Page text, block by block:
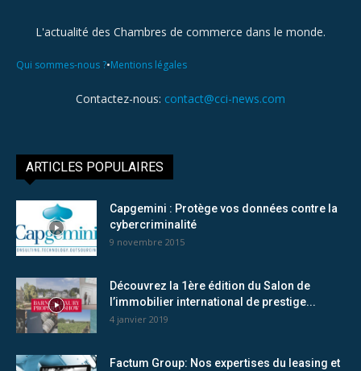
L'actualité des Chambres de commerce dans le monde.
Qui sommes-nous ?•Mentions légales
Contactez-nous: contact@cci-news.com
ARTICLES POPULAIRES
Capgemini : Protège vos données contre la
cybercriminalité
9 novembre 2015
Découvrez la 1ère édition du Salon de
l’immobilier international de prestige...
4 janvier 2019
Factum Group: Nos expertises du leasing et